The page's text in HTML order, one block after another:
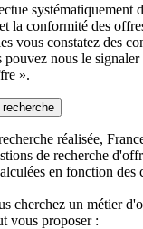
systématiquement
la conformité des
vous constatez des
pouvez nous le
».
réalisée,
de recherche
en fonction des
cherchez un métier
vous proposer :